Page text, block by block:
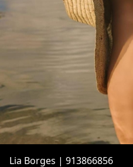
Lia Borges | 913866856